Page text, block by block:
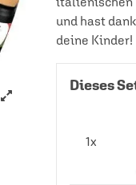
und hast
deine Kinder!
Dieses
1x